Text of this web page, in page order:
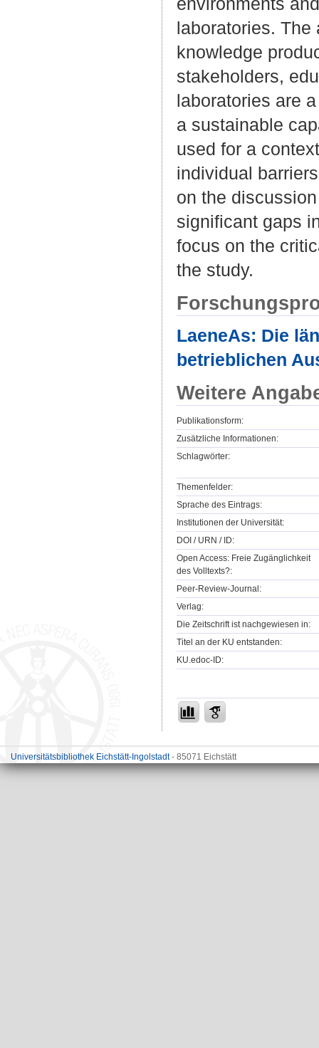
laboratories. The
knowledge
stakeholders,
laboratories are
a sustainable
used for a
individual
on the
significant gaps
focus on the
the study.
LaeneAs: Die
betrieblichen
Weitere
Publikationsform:
Zusätzliche Informationen:
Schlagwörter:
Themenfelder:
Sprache des Eintrags:
Institutionen der Universität:
DOI / URN / ID:
Open Access: Freie Zugänglichkeit
des Volltexts?:
Peer-Review-Journal:
Verlag:
Die Zeitschrift ist nachgewiesen in:
Titel an der KU entstanden:
KU.edoc-ID:
Universitätsbibliothek Eichstätt-Ingolstadt- 85071 Eichstätt